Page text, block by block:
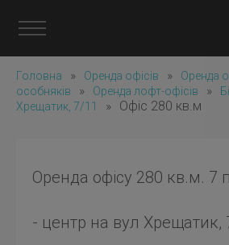
Головна » Оренда офісів »
Оренда
особняків
» Оренда лофт-офісів »
Хрещатик, 7/11
» Офіс 280 кв.м
Оренда офісу 280 кв.м. 7
- центр на вул Хрещатик,